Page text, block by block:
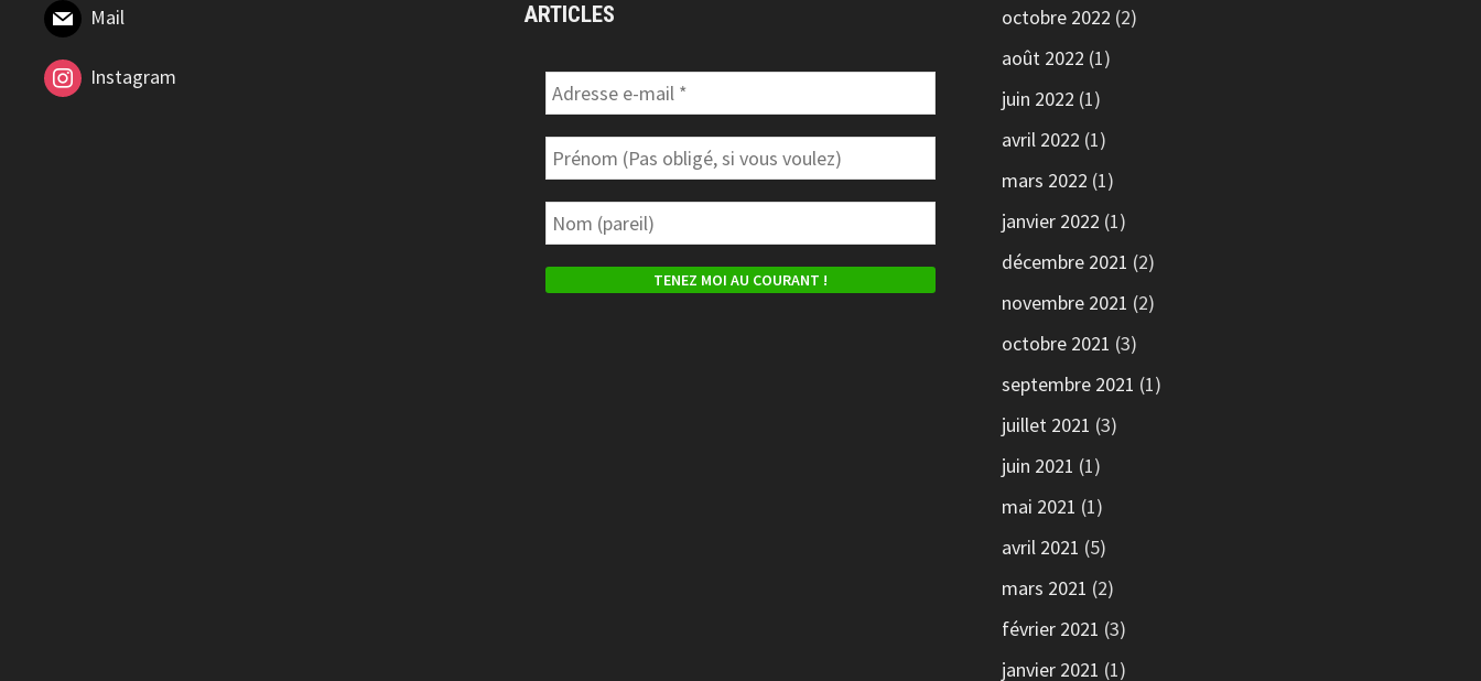
Mail
Instagram
ARTICLES
octobre 2022 (2)
août 2022 (1)
juin 2022 (1)
avril 2022 (1)
mars 2022 (1)
janvier 2022 (1)
décembre 2021 (2)
novembre 2021 (2)
octobre 2021 (3)
septembre 2021 (1)
juillet 2021 (3)
juin 2021 (1)
mai 2021 (1)
avril 2021 (5)
mars 2021 (2)
février 2021 (3)
janvier 2021 (1)